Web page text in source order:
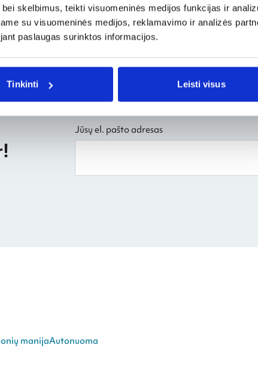
skelbimus, teikti visuomeninės medijos funkcijas ir
su visuomeninės medijos, reklamavimo ir analizės
paslaugas surinktos informacijos.
Tinkinti Leisti visus
Jūsų el. pašto adresas
manijaAutonuoma